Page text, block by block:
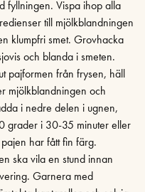
fyllningen. Vispa ihop alla
till mjölkblandningen
klumpfri smet. Grovhacka
och blanda i smeten.
pajformen från frysen, häll
mjölkblandningen och
i nedre delen i ugnen,
grader i 30-35 minuter eller
pajen har fått fin färg.
ska vila en stund innan
Garnera med